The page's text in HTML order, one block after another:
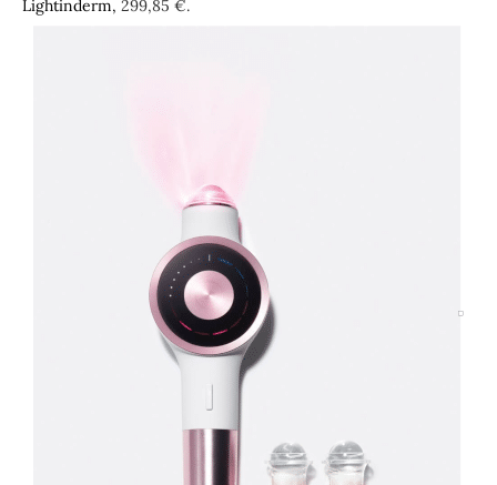
Lightinderm, 299,85 €.